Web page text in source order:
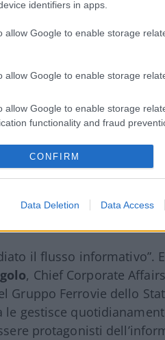
identifiers in apps.
allow Google to enable storage
allow Google to enable storage
allow Google to enable storage
functionality and fraud
CONFIRM
Data Deletion Data Access
&
"La comunicazione
il flusso informativo”.
, Chief Corporate
Gruppo Ferrovie dello
gestisce
protagonisti